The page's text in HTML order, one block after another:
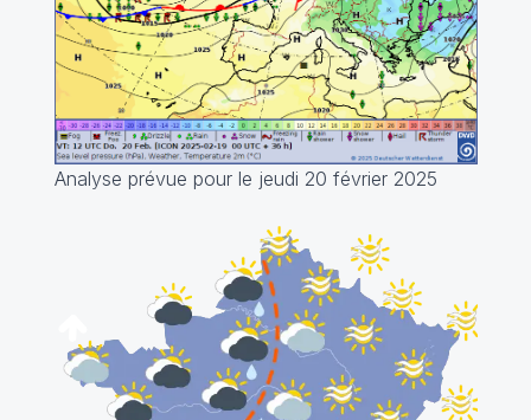
Analyse prévue pour le jeudi 20 février 2025